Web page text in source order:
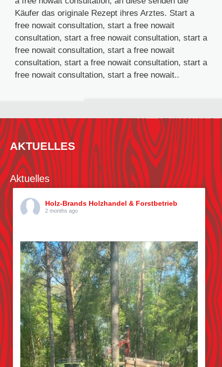
Käufer das originale Rezept ihres Arztes. Start a
free nowait consultation, start a free nowait
consultation, start a free nowait consultation, start a
free nowait consultation, start a free nowait
consultation, start a free nowait consultation, start a
free nowait consultation, start a free nowait..
AKTUELLES
Aktuelles
Holz-Brands Holzhandel & Forstbetrieb
2 months ago